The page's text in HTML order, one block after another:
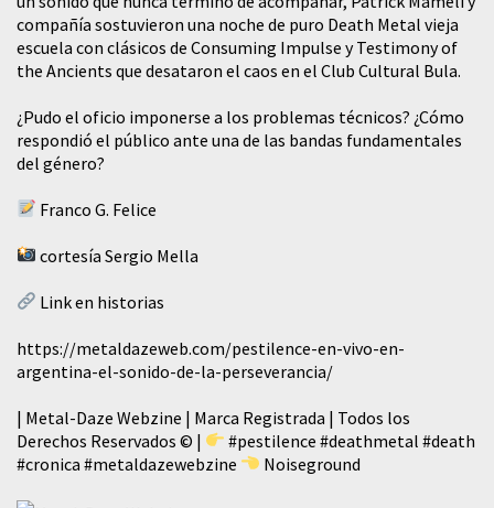
compañía sostuvieron una noche de puro Death Metal vieja
escuela con clásicos de Consuming Impulse y Testimony of
the Ancients que desataron el caos en el Club Cultural Bula.
¿Pudo el oficio imponerse a los problemas técnicos? ¿Cómo
respondió el público ante una de las bandas fundamentales
del género?
Franco G. Felice
cortesía Sergio Mella
Link en historias
https://metaldazeweb.com/pestilence-en-vivo-en-
argentina-el-sonido-de-la-perseverancia/
| Metal-Daze Webzine | Marca Registrada | Todos los
Derechos Reservados © |
#pestilence #deathmetal #death
#cronica #metaldazewebzine Noiseground